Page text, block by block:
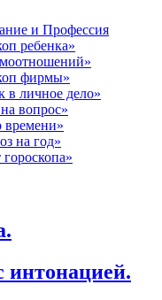
и Профессия
ребенка»
фирмы»
в личное дело»
вопрос»
времени»
на год»
интонацией.